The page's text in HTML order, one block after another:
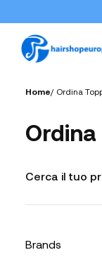
Home/ Ordina
Brands